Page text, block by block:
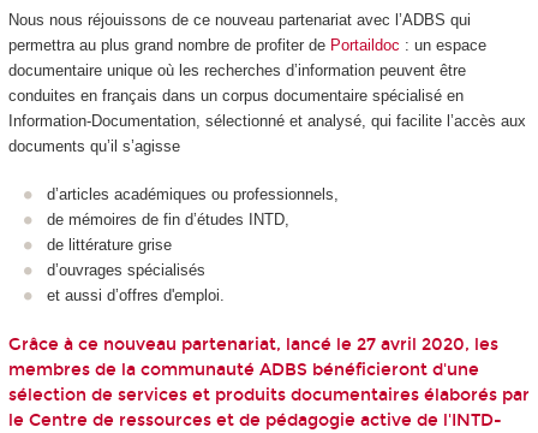
Nous nous réjouissons de ce nouveau partenariat avec l’ADBS qui
permettra au plus grand nombre de profiter de Portaildoc : un espace
documentaire unique où les recherches d’information peuvent être
conduites en français dans un corpus documentaire spécialisé en
Information-Documentation, sélectionné et analysé, qui facilite l’accès aux
documents qu’il s’agisse
d’articles académiques ou professionnels,
de mémoires de fin d’études INTD,
de littérature grise
d’ouvrages spécialisés
et aussi d’offres d'emploi.
Grâce à ce nouveau partenariat, lancé le 27 avril 2020, les
membres de la communauté ADBS bénéficieront d'une
sélection de services et produits documentaires élaborés par
le Centre de ressources et de pédagogie active de l'INTD-